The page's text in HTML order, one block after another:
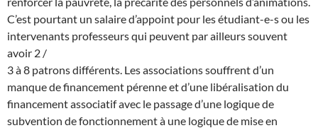
C’est pourtant un salaire d’appoint pour les étudiant-e-s ou les
intervenants professeurs qui peuvent par ailleurs souvent
avoir 2 /
3 à 8 patrons différents. Les associations souffrent d’un
manque de financement pérenne et d’une libéralisation du
financement associatif avec le passage d’une logique de
subvention de fonctionnement à une logique de mise en